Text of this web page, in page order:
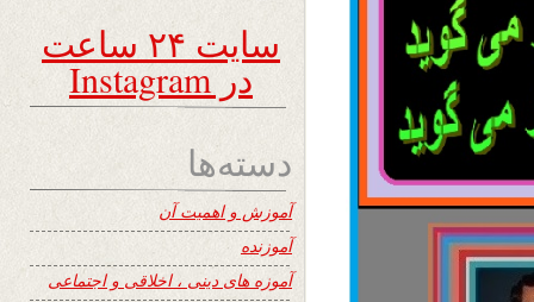
سایت ۲۴ ساعت
در Instagram
دسته‌ها
آموزش و اهمیت آن
آموزنده
آموزه های دینی ، اخلاقی و اجتماعی